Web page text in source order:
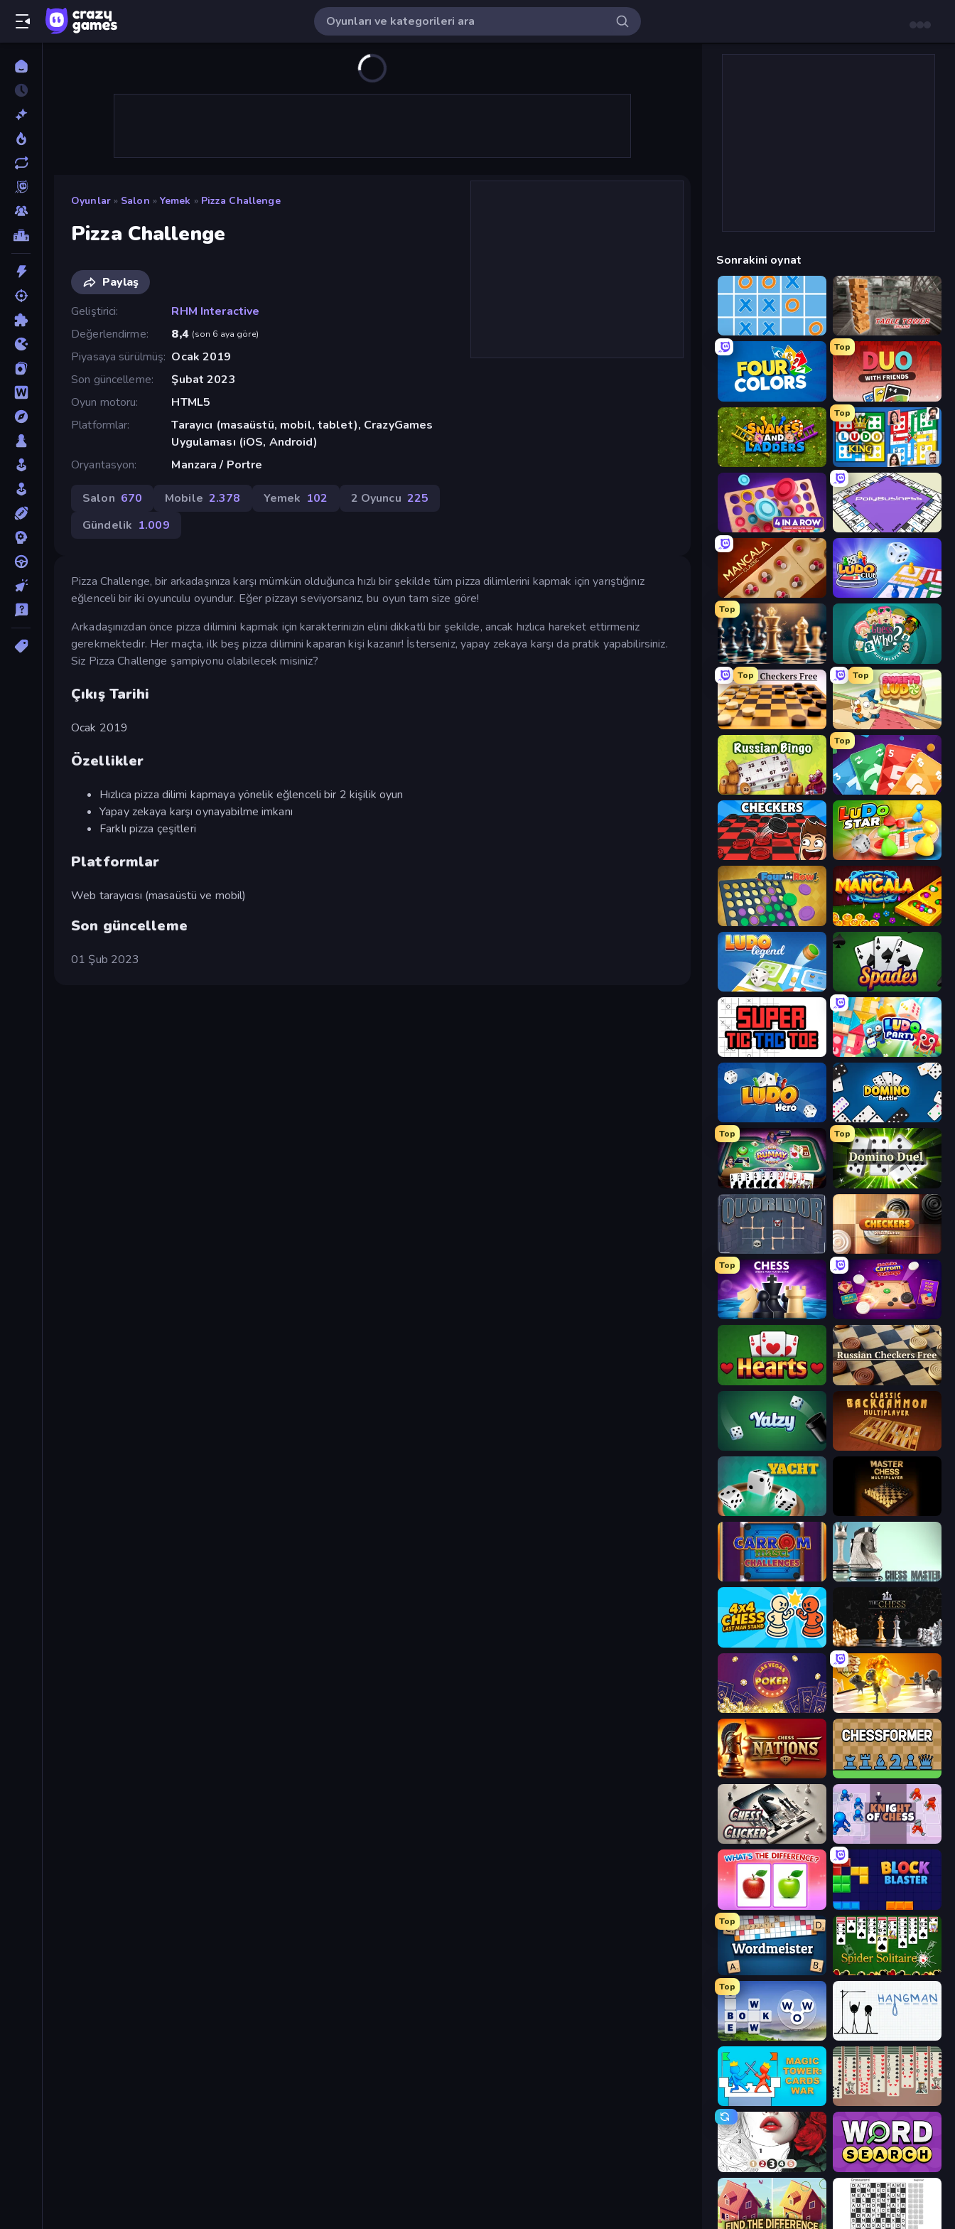
Oyunlar » Salon » Yemek » Pizza Challenge
Pizza Challenge
Paylaş
Geliştirici
RHM Interactive
Değerlendirme
8,4 (son 6 aya göre)
Piyasaya sürülmüş Ocak 2019
Son güncelleme
Şubat 2023
Oyun motoru
HTML5
Platformlar
Tarayıcı (masaüstü, mobil, tablet), CrazyGames
Uygulaması (iOS, Android)
Oryantasyon
Manzara / Portre
Salon 670 Mobile 2.378 Yemek 102 2 Oyuncu 225
Gündelik 1.009
Pizza Challenge, bir arkadaşınıza karşı mümkün olduğunca hızlı bir şekilde tüm pizza dilimlerini kapmak için yarıştığınız
eğlenceli bir iki oyunculu oyundur. Eğer pizzayı seviyorsanız, bu oyun tam size göre!
Arkadaşınızdan önce pizza dilimini kapmak için karakterinizin elini dikkatli bir şekilde, ancak hızlıca hareket ettirmeniz
gerekmektedir. Her maçta, ilk beş pizza dilimini kaparan kişi kazanır! İsterseniz, yapay zekaya karşı da pratik yapabilirsiniz.
Siz Pizza Challenge şampiyonu olabilecek misiniz?
Çıkış Tarihi
Ocak 2019
Özellikler
Hızlıca pizza dilimi kapmaya yönelik eğlenceli bir 2 kişilik oyun
Yapay zekaya karşı oynayabilme imkanı
Farklı pizza çeşitleri
Platformlar
Web tarayıcısı (masaüstü ve mobil)
Son güncelleme
01 Şub 2023
Sonrakini oynat
Tic Tac Toe Online Table Tower Online
Top
DUO With Friends
Snakes and Ladders
Top
Ludo King
Connect 4 Online Multiplayer PolyBusiness (Unofficial Monopoly)
Mancala Classic Ludo Club
Top
Chess Free Guess Who Online
Top
English Checkers Free
Top
Sweety Ludo
Russian Bingo
Top
Foono Online Multiplayer
Checkers & Draughts Multiplayer Ludo Star League
Four in a Row Mancala Online
Ludo Legend Spades
Super Tic Tac Toe Ludo Party
Domino Battle
Top
Gin Rummy Mania
Top
Domino Duel
Quoridor Online
Top
Chess Online Multiplayer
Hearts: Classic Russian Checkers Free
Backgammon Online
Yacht Master Chess
Chess Master
4x4 Chess: Last Man Stand The Chess
Las Vegas Poker Chess Wars
Chess Nations
Chess Clicker Knight of Chess
What's The Difference? Block Blaster
Top
Wordmeister Spider Solitaire
Top
Words of Wonders Hangman
Spider Solitaire 2 Suits
Numicolor Daily Word Search